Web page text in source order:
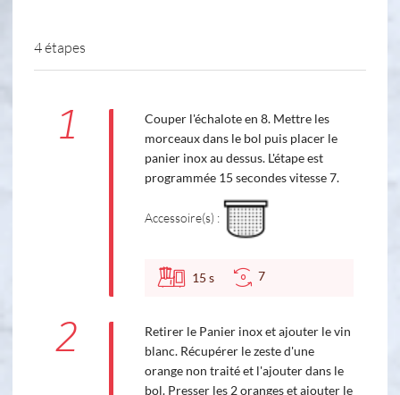
4 étapes
1
Couper l'échalote en 8. Mettre les
morceaux dans le bol puis placer le
panier inox au dessus. L'étape est
programmée 15 secondes vitesse 7.
Accessoire(s) :
15 s 7
2
Retirer le Panier inox et ajouter le vin
blanc. Récupérer le zeste d'une
orange non traité et l'ajouter dans le
bol. Presser les 2 oranges et ajouter le